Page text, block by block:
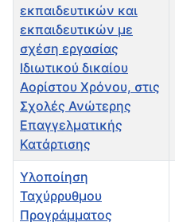
εκπαιδευτικών και
εκπαιδευτικών με
σχέση εργασίας
Ιδιωτικού δικαίου
Αορίστου Χρόνου, στις
Σχολές Ανώτερης
Επαγγελματικής
Κατάρτισης
Υλοποίηση
Ταχύρρυθμου
Προγράμματος